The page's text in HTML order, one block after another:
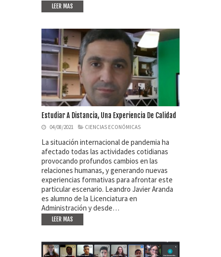
LEER MAS
Estudiar A Distancia, Una Experiencia De Calidad
04/08/2021 CIENCIAS ECONÓMICAS
La situación internacional de pandemia ha
afectado todas las actividades cotidianas
provocando profundos cambios en las
relaciones humanas, y generando nuevas
experiencias formativas para afrontar este
particular escenario. Leandro Javier Aranda
es alumno de la Licenciatura en
Administración y desde…
LEER MAS